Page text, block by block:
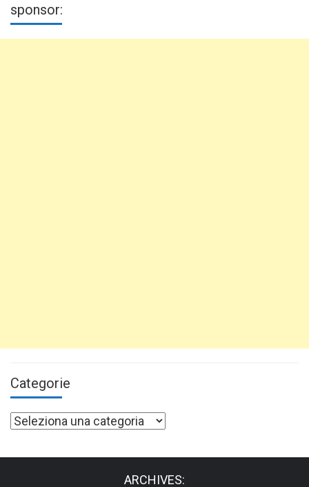
sponsor:
Categorie
Categorie
ARCHIVES: